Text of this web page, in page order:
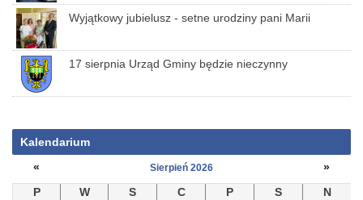
Wyjątkowy jubielusz - setne urodziny pani Marii
17 sierpnia Urząd Gminy będzie nieczynny
Kalendarium
«
Sierpień 2026
»
P
W S C P S
N